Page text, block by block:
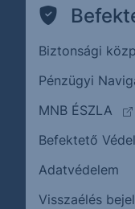
Biztonsági
Pénzügyi
MNB ÉSZLA
Befektető
Adatvédelem
Visszaélés